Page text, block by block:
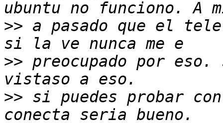
>> a pasado que el
>> preocupado por
>> si puedes probar